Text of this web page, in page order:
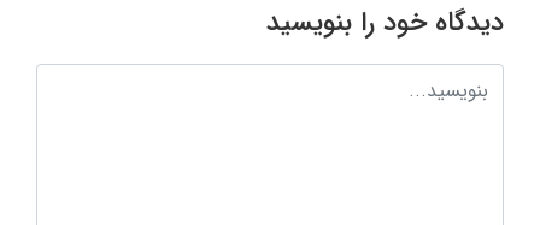
دیدگاه خود را بنویسید